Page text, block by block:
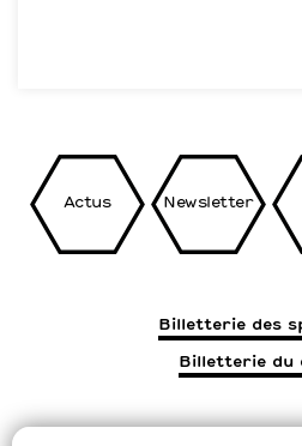
Actus Newsletter
Billetterie des
Billetterie du